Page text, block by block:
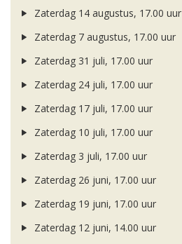
Zaterdag 14 augustus, 17.00 uur
Zaterdag 7 augustus, 17.00 uur
Zaterdag 31 juli, 17.00 uur
Zaterdag 24 juli, 17.00 uur
Zaterdag 17 juli, 17.00 uur
Zaterdag 10 juli, 17.00 uur
Zaterdag 3 juli, 17.00 uur
Zaterdag 26 juni, 17.00 uur
Zaterdag 19 juni, 17.00 uur
Zaterdag 12 juni, 14.00 uur